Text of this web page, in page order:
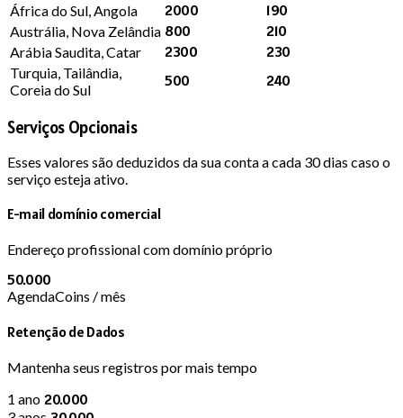
África do Sul, Angola 2000 190
Austrália, Nova Zelândia 800 210
Arábia Saudita, Catar 2300 230
Turquia, Tailândia,
Coreia do Sul
500 240
Serviços Opcionais
Esses valores são deduzidos da sua conta a cada 30 dias caso o
serviço esteja ativo.
E-mail domínio comercial
Endereço profissional com domínio próprio
50.000
AgendaCoins / mês
Retenção de Dados
Mantenha seus registros por mais tempo
1 ano 20.000